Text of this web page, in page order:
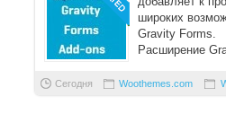
широких
Gravity Forms.
Расширение
Сегодня Woothemes.com